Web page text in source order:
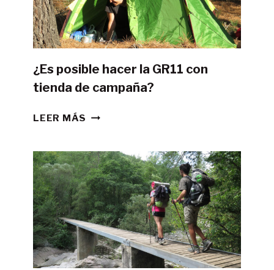
¿Es posible hacer la GR11 con
tienda de campaña?
LEER MÁS ¿ES
LA
GR11
CON
TIENDA
DE
CAMPAÑA?